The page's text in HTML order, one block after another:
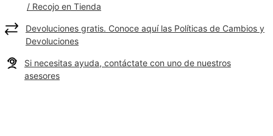
/ Recojo en Tienda
Devoluciones gratis. Conoce aquí las Políticas de Cambios y
Devoluciones
Si necesitas ayuda, contáctate con uno de nuestros
asesores